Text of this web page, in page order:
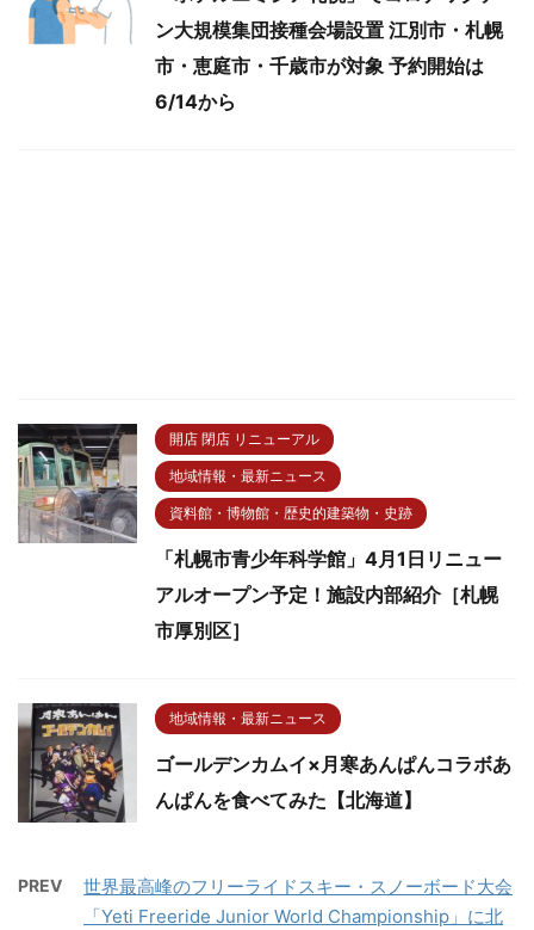
ン大規模集団接種会場設置 江別市・札幌
市・恵庭市・千歳市が対象 予約開始は
6/14から
開店 閉店 リニューアル
地域情報・最新ニュース
資料館・博物館・歴史的建築物・史跡
「札幌市青少年科学館」4月1日リニュー
アルオープン予定！施設内部紹介［札幌
市厚別区］
地域情報・最新ニュース
ゴールデンカムイ×月寒あんぱんコラボあ
んぱんを食べてみた【北海道】
PREV
世界最高峰のフリーライドスキー・スノーボード大会
「Yeti Freeride Junior World Championship」に北